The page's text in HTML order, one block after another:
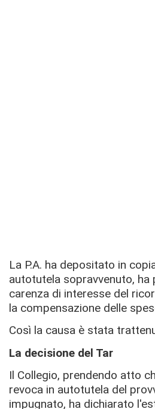
La P.A. ha depositato in
autotutela sopravvenuto,
carenza di interesse del
la compensazione delle
Così la causa è stata
La decisione del Tar
Il Collegio, prendendo atto
revoca in autotutela del
impugnato, ha dichiarato